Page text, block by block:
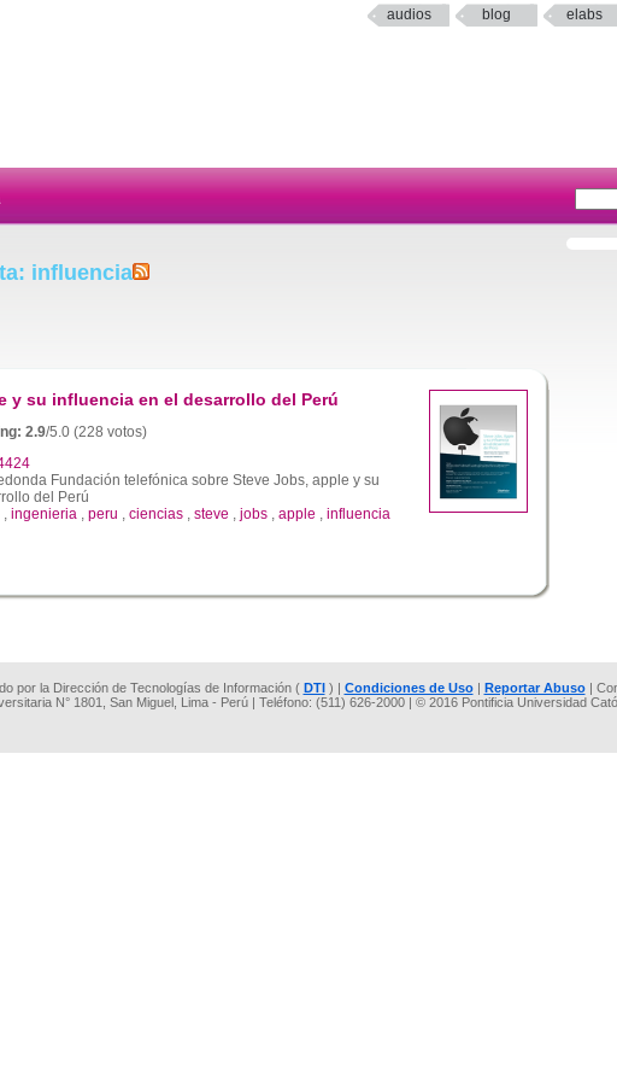
audios blog elabs
influencia
y su influencia en el desarrollo del Perú
2.9/5.0 (228 votos)
Fundación telefónica sobre Steve Jobs, apple y su
del Perú
, ingenieria , peru , ciencias , steve , jobs , apple , influencia
por la Dirección de Tecnologías de Información ( DTI) | Condiciones de Uso| Reportar Abuso|
N° 1801, San Miguel, Lima - Perú | Teléfono: (511) 626-2000 | © 2016 Pontificia Universidad